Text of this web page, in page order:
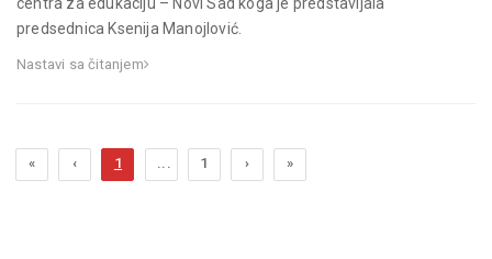
predsednica Ksenija Manojlović.
Nastavi sa čitanjem
« ‹ 1 1 › »